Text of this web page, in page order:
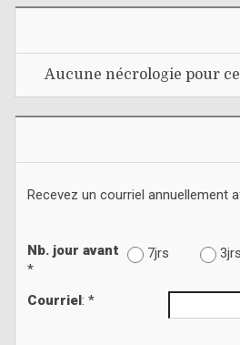
Aucune nécrologie pour
Recevez un courriel annuellement
Nb. jour avant
*
7jrs 3jrs
Courriel: *